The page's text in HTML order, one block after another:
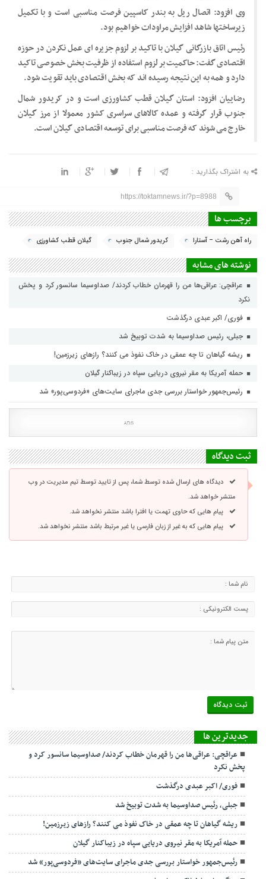
وی افزود: اتصال ریل به بندر کاسپین فرصت مناسبی است و با تکمیل
زیرساختها شاهد افزایش مراودات خواهیم بود.
رئیس اتاق بازرگانی گیلان با تاکید بر لزوم جزیره ای عمل نکردن در حوزه
اقتصادی گفت: حاکمیت بر لزوم استفاده از ظرفیت بخش خصوصی تاکید
دارد و همه به این نتیجه رسیده اند که بخش اقتصادی باید تقویت شود.
رضاییان افزود: استان گیلان قطب کشاورزی است و در کریدور شمال
جنوب قرار گرفته و عمده کالاهای سراسری کشور معمولا از مرز گیلان
خارج می شوند که فرصت مناسبی برای توسعه اقتصادی گیلان است.
به اشتراک بگذارید :
https://toktamnews.ir/?p=8988
برچسب ها
راه آهن رشت – آستارا کریدور شمال جنوب گیلان قطب کشاورزی
نوشته های مشابه
عراقچی: عراقی‌ها من را قهرمان خطاب کردند/ صداوسیما سانسور کرد و پخش
نکرد
فوری/ اکبر عبدی درگذشت
جبلی، رئیس صداوسیما به شدت توبیخ شد
ریشه گیاهان تا چه عمقی در خاک نفوذ می کنند؟ رازهای زیرزمین!
حمله آمریکا به مقر نیروی دریایی سپاه در زیباکنار گیلان
رئیس‌جمهور خواستار بررسی جدی ماجرای سایت‌های «فردوسی‌پور» شد
ثبت دیدگاه
دیدگاه های ارسال شده توسط شما، پس از تایید توسط تیم مدیریت در وب
منتشر خواهد شد.
پیام هایی که حاوی تهمت یا افترا باشد منتشر نخواهد شد.
پیام هایی که به غیر از زبان فارسی یا غیر مرتبط باشد منتشر نخواهد شد.
جديدترين ها
عراقچی: عراقی‌ها من را قهرمان خطاب کردند/ صداوسیما سانسور کرد و
پخش نکرد
فوری/ اکبر عبدی درگذشت
جبلی، رئیس صداوسیما به شدت توبیخ شد
ریشه گیاهان تا چه عمقی در خاک نفوذ می کنند؟ رازهای زیرزمین!
حمله آمریکا به مقر نیروی دریایی سپاه در زیباکنار گیلان
رئیس‌جمهور خواستار بررسی جدی ماجرای سایت‌های «فردوسی‌پور» شد